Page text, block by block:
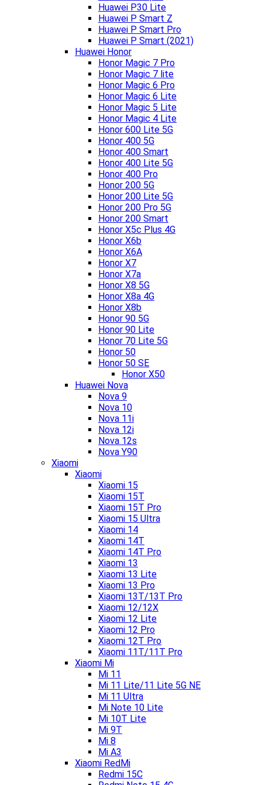
Huawei P30 Lite
Huawei P Smart Z
Huawei P Smart Pro
Huawei P Smart (2021)
Huawei Honor
Honor Magic 7 Pro
Honor Magic 7 lite
Honor Magic 6 Pro
Honor Magic 6 Lite
Honor Magic 5 Lite
Honor Magic 4 Lite
Honor 600 Lite 5G
Honor 400 5G
Honor 400 Smart
Honor 400 Lite 5G
Honor 400 Pro
Honor 200 5G
Honor 200 Lite 5G
Honor 200 Pro 5G
Honor 200 Smart
Honor X5c Plus 4G
Honor X6b
Honor X6A
Honor X7
Honor X7a
Honor X8 5G
Honor X8a 4G
Honor X8b
Honor 90 5G
Honor 90 Lite
Honor 70 Lite 5G
Honor 50
Honor 50 SE
Honor X50
Huawei Nova
Nova 9
Nova 10
Nova 11i
Nova 12i
Nova 12s
Nova Y90
Xiaomi
Xiaomi
Xiaomi 15
Xiaomi 15T
Xiaomi 15T Pro
Xiaomi 15 Ultra
Xiaomi 14
Xiaomi 14T
Xiaomi 14T Pro
Xiaomi 13
Xiaomi 13 Lite
Xiaomi 13 Pro
Xiaomi 13T/13T Pro
Xiaomi 12/12X
Xiaomi 12 Lite
Xiaomi 12 Pro
Xiaomi 12T Pro
Xiaomi 11T/11T Pro
Xiaomi Mi
Mi 11
Mi 11 Lite/11 Lite 5G NE
Mi 11 Ultra
Mi Note 10 Lite
Mi 10T Lite
Mi 9T
Mi 8
Mi A3
Xiaomi RedMi
Redmi 15C